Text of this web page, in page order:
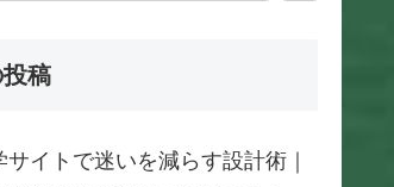
稿
サイトで迷いを減らす設計術｜